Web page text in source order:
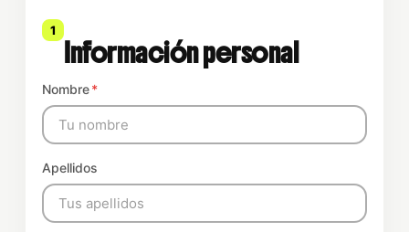
1
Información personal
Nombre*
Apellidos